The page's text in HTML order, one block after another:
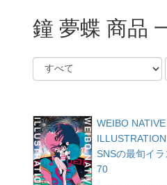
鐘 夢蝶 商品
WEIBO NATIVE
SNSの最旬イ
70